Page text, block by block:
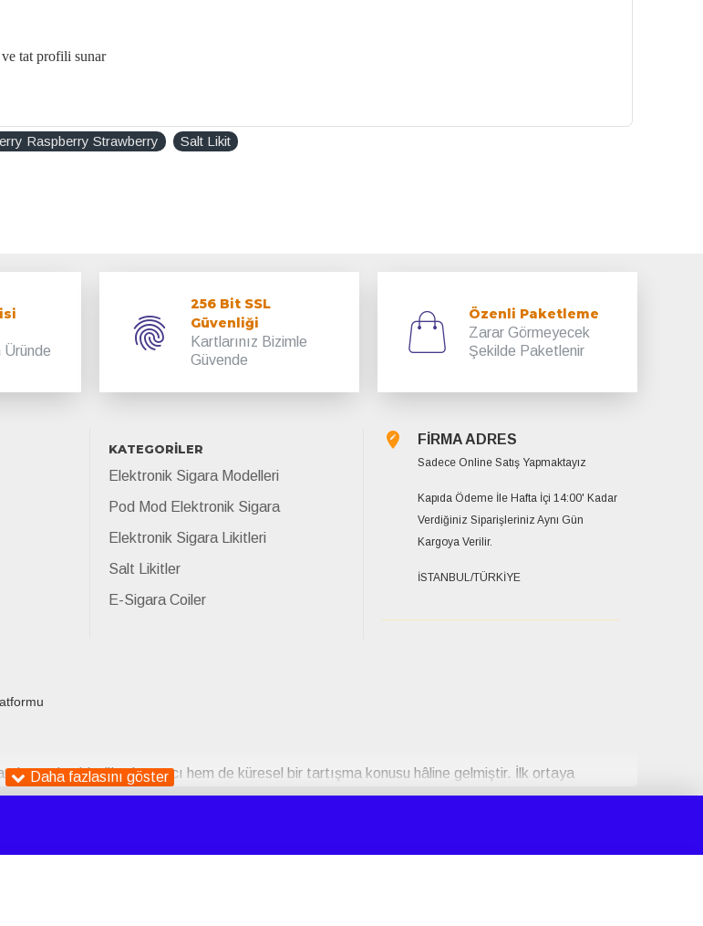
tat profili sunar
Raspberry Strawberry Salt Likit
Üründe
256 Bit SSL
Güvenliği
Kartlarınız Bizimle
Güvende
Özenli Paketleme
Zarar Görmeyecek
Şekilde Paketlenir
KATEGORİLER
Elektronik Sigara Modelleri
Pod Mod Elektronik Sigara
Elektronik Sigara Likitleri
Salt Likitler
E-Sigara Coiler
FİRMA ADRES
Sadece Online Satış Yapmaktayız
Kapıda Ödeme İle Hafta İçi 14:00' Kadar
Verdiğiniz Siparişleriniz Aynı Gün
Kargoya Verilir.
İSTANBUL/TÜRKİYE
sunulan bir tüketim aracı hem de küresel bir tartışma konusu hâline gelmiştir. İlk ortaya
günümüzde daha geniş bir sosyokültürel zeminde değerlendirilmektedir. Ürün
yenilikler, bu cihazların özellikle genç yetişkinler arasında dikkat çekici bir popülerlik